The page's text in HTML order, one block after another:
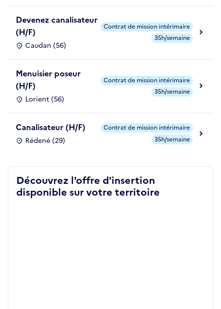
Devenez canalisateur
(H/F)
Caudan (56)
Contrat de mission intérimaire
35h/semaine
Menuisier poseur
(H/F)
Lorient (56)
Contrat de mission intérimaire
35h/semaine
Canalisateur (H/F)
Rédené (29)
Contrat de mission intérimaire
35h/semaine
Découvrez l'offre d'insertion
disponible sur votre territoire